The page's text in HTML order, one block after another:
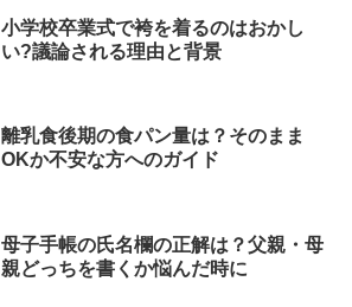
小学校卒業式で袴を着るのはおかし
い?議論される理由と背景
離乳食後期の食パン量は？そのまま
OKか不安な方へのガイド
母子手帳の氏名欄の正解は？父親・母
親どっちを書くか悩んだ時に